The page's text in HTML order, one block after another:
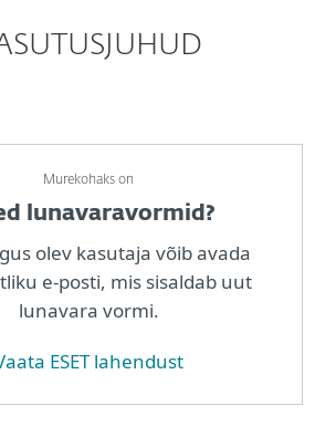
Murekohaks on
lunavaravormid?
olev kasutaja võib avada
e-posti, mis sisaldab uut
lunavara vormi.
ESET lahendust